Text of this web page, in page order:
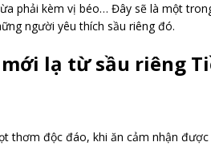
phải kèm vị béo… Đây sẽ là một
người yêu thích sầu riêng đó.
lạ từ sầu riêng
thơm độc đáo, khi ăn cảm nhận